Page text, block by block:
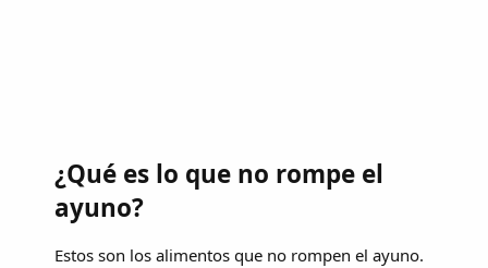
¿Qué es lo que no rompe el
ayuno?
Estos son los alimentos que no rompen el ayuno.